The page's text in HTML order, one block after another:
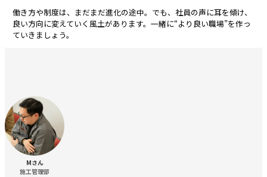
働き方や制度は、まだまだ進化の途中。でも、社員の声に耳を傾け、
良い方向に変えていく風土があります。一緒に“より良い職場”を作っ
ていきましょう。
Mさん
施工管理部